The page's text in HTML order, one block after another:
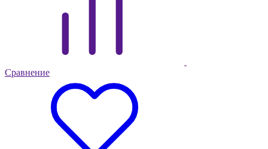
Сравнение